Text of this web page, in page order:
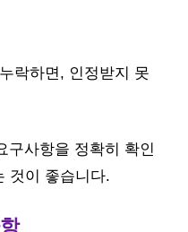
락하면, 인정받지 못
구사항을 정확히 확인
것이 좋습니다.